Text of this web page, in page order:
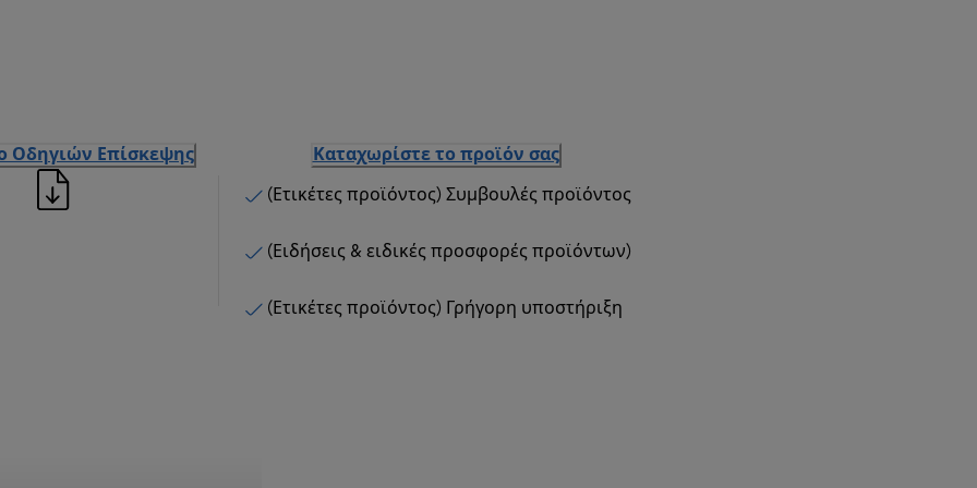
Οδηγιών Επίσκεψης Καταχωρίστε το προϊόν σας
(Ετικέτες προϊόντος) Συμβουλές προϊόντος
(Ειδήσεις & ειδικές προσφορές προϊόντων)
(Ετικέτες προϊόντος) Γρήγορη υποστήριξη